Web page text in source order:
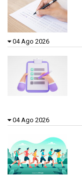
04 Ago 2026
04 Ago 2026